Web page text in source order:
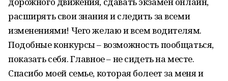
расширять свои знания и следить за всеми
изменениями! Чего желаю и всем водителям.
Подобные конкурсы – возможность пообщаться,
показать себя. Главное – не сидеть на месте.
Спасибо моей семье, которая болеет за меня и